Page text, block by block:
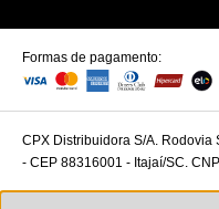
Formas de pagamento:
CPX Distribuidora S/A. Rodovia
- CEP 88316001 - Itajaí/SC.